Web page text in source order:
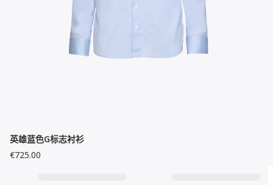
英雄蓝色G标志衬衫
€725.00